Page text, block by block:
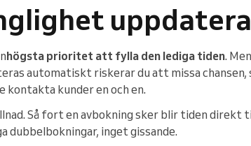
högsta prioritet att fylla den lediga tiden.
automatiskt riskerar du att missa
kontakta kunder en och en.
Så fort en avbokning sker blir tiden direkt
dubbelbokningar, inget gissande.